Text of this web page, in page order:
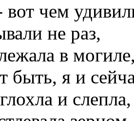
вот чем
не раз,
в
быть, я и
и слепла,